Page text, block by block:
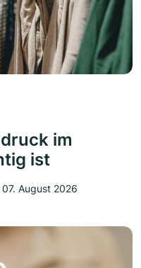
im
ist
07. August 2026